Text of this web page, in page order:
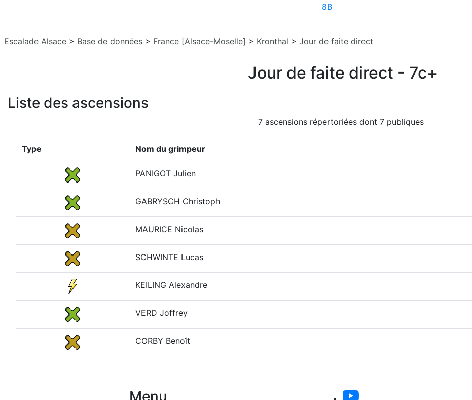
8B
Escalade Alsace > Base de données > France [Alsace-Moselle] > Kronthal > Jour de faite direct
Jour de faite direct - 7c+
Liste des ascensions
7 ascensions répertoriées dont 7 publiques
Type Nom du grimpeur
PANIGOT Julien
GABRYSCH Christoph
MAURICE Nicolas
SCHWINTE Lucas
KEILING Alexandre
VERD Joffrey
CORBY Benoît
Menu